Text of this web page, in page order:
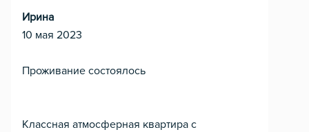
Ирина
10 мая 2023
Проживание состоялось
Классная атмосферная квартира с